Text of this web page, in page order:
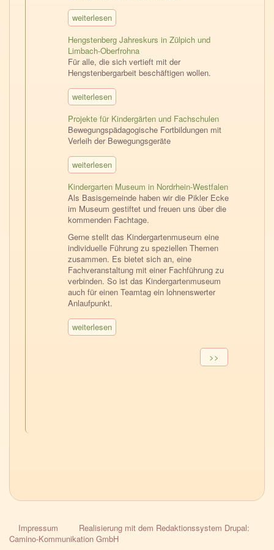
weiterlesen
Hengstenberg Jahreskurs in Zülpich und
Limbach-Oberfrohna
Für alle, die sich vertieft mit der
Hengstenbergarbeit beschäftigen wollen.
weiterlesen
Projekte für Kindergärten und Fachschulen
Bewegungspädagogische Fortbildungen mit
Verleih der Bewegungsgeräte
weiterlesen
Kindergarten Museum in Nordrhein-Westfalen
Als Basisgemeinde haben wir die Pikler Ecke
im Museum gestiftet und freuen uns über die
kommenden Fachtage.
Gerne stellt das Kindergartenmuseum eine
individuelle Führung zu speziellen Themen
zusammen. Es bietet sich an, eine
Fachveranstaltung mit einer Fachführung zu
verbinden. So ist das Kindergartenmuseum
auch für einen Teamtag ein lohnenswerter
Anlaufpunkt.
weiterlesen
Nächste
Seite
>>
HPG-
Impressum
Realisierung mit dem Redaktionssystem Drupal:
Camino-Kommunikation GmbH